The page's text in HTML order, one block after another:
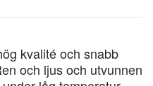
kvalité och snabb
och ljus och utvunnen